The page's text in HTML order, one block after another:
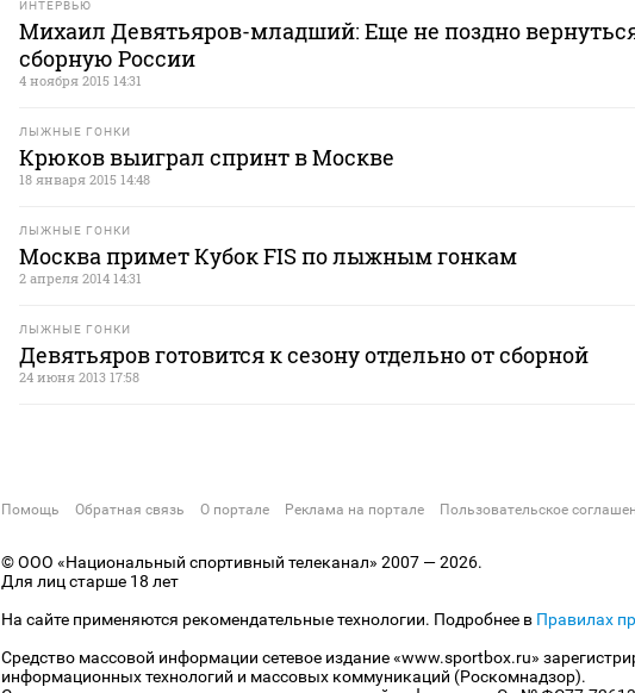
ИНТЕРВЬЮ
Михаил Девятьяров-младший: Еще не поздно
сборную России
4 ноября 2015 14:31
ЛЫЖНЫЕ ГОНКИ
Крюков выиграл спринт в Москве
18 января 2015 14:48
ЛЫЖНЫЕ ГОНКИ
Москва примет Кубок FIS по лыжным гонкам
2 апреля 2014 14:31
ЛЫЖНЫЕ ГОНКИ
Девятьяров готовится к сезону отдельно от сборной
24 июня 2013 17:58
Помощь Обратная связь О портале Реклама на портале Пользовательское
© ООО «Национальный спортивный телеканал» 2007 — 2026.
Для лиц старше 18 лет
На сайте применяются рекомендательные технологии. Подробнее в Правилах
Средство массовой информации сетевое издание «www.sportbox.ru»
информационных технологий и массовых коммуникаций (Роскомнадзор).